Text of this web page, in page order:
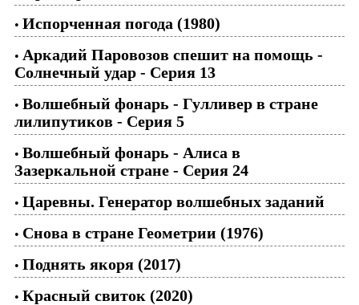
• Испорченная погода (1980)
• Аркадий Паровозов спешит на помощь -
Солнечный удар - Серия 13
• Волшебный фонарь - Гулливер в стране
лилипутиков - Серия 5
• Волшебный фонарь - Алиса в
Зазеркальной стране - Серия 24
• Царевны. Генератор волшебных заданий
• Снова в стране Геометрии (1976)
• Поднять якоря (2017)
• Красный свиток (2020)